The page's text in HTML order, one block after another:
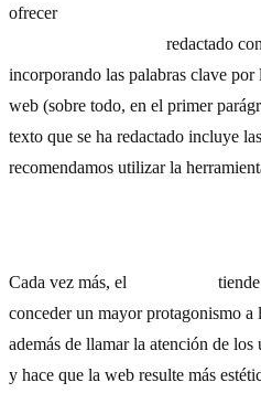
ofrecer
redactado
incorporando las palabras clave por
web (sobre todo, en el primer
texto que se ha redactado incluye las
recomendamos utilizar la
Cada vez más, el
conceder un mayor protagonismo a
además de llamar la atención de
y hace que la web resulte más